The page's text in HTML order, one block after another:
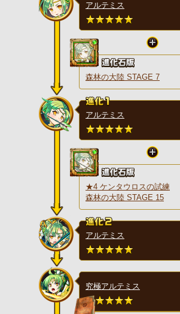
アルテミス
森林の大陸 STAGE 7
アルテミス
★4 ケンタウロスの試練
森林の大陸 STAGE 15
アルテミス
究極アルテミス